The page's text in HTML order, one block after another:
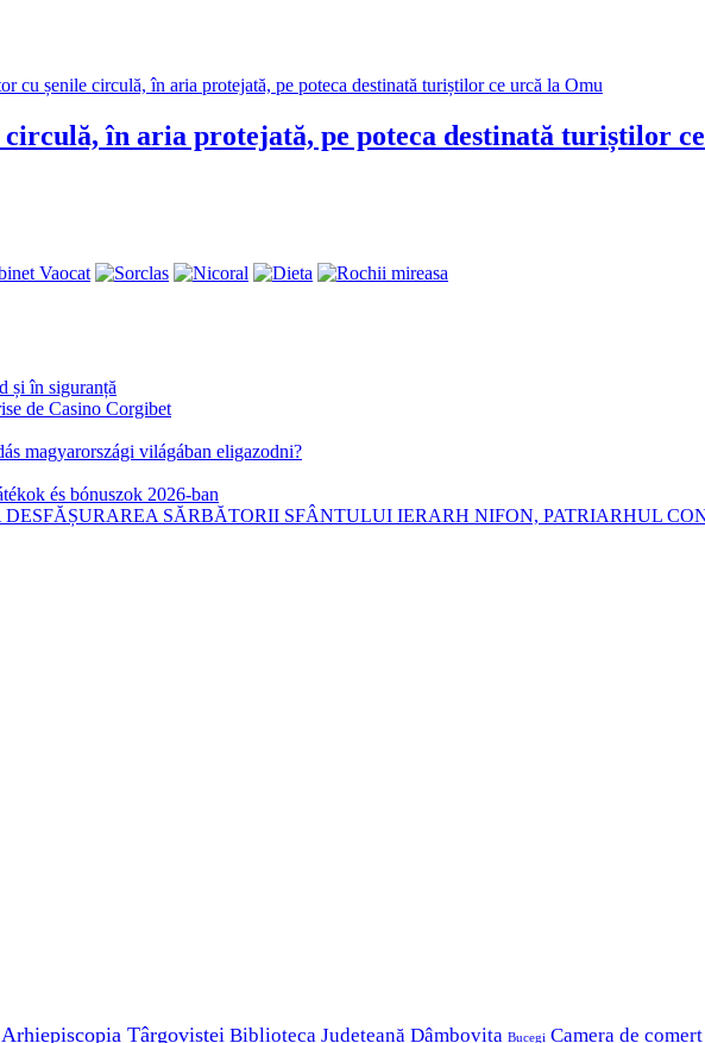
în aria protejată, pe poteca destinată turiștilor
și în siguranță
de Casino Corgibet
magyarországi világában eligazodni?
és bónuszok 2026-ban
DESFĂȘURAREA SĂRBĂTORII SFÂNTULUI IERARH NIFON, PATRIARHUL
Arhiepiscopia Târgoviștei Biblioteca Județeană Dâmbovița Bucegi Camera de